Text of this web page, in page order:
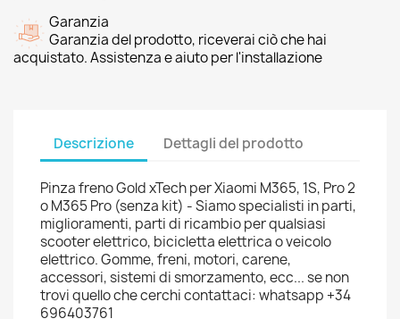
Garanzia
Garanzia del prodotto, riceverai ciò che hai
acquistato. Assistenza e aiuto per l'installazione
Descrizione Dettagli del prodotto
Pinza freno Gold xTech per Xiaomi M365, 1S, Pro 2
o M365 Pro (senza kit) - Siamo specialisti in parti,
miglioramenti, parti di ricambio per qualsiasi
scooter elettrico, bicicletta elettrica o veicolo
elettrico. Gomme, freni, motori, carene,
accessori, sistemi di smorzamento, ecc... se non
trovi quello che cerchi contattaci: whatsapp +34
696403761